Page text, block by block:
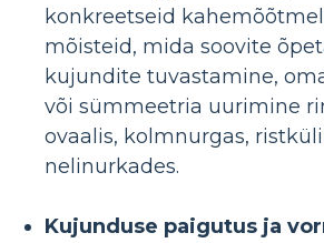
konkreetseid
mõisteid, mida soovite
kujundite tuvastamine,
või sümmeetria uurimine
ovaalis, kolmnurgas,
nelinurkades.
Kujunduse paigutus ja